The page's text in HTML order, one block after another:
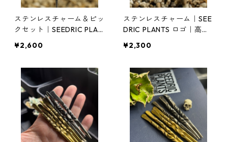
ステンレスチャーム＆ピッ
クセット｜SEEDRIC PLAN
ールステンレス製
¥2,600
ステンレスチャーム｜SEE
DRIC PLANTS ロゴ｜高耐
製】
¥2,300